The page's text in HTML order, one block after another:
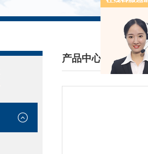
产品中心
/ PRODUCTS CENTER